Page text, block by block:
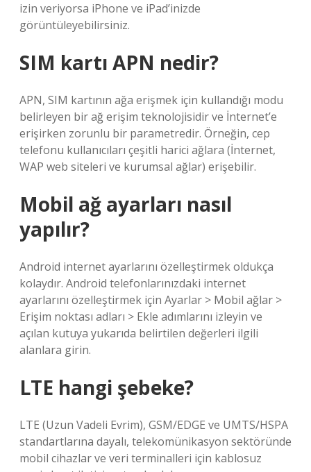
izin veriyorsa iPhone ve iPad’inizde
görüntüleyebilirsiniz.
SIM kartı APN nedir?
APN, SIM kartının ağa erişmek için kullandığı modu
belirleyen bir ağ erişim teknolojisidir ve İnternet’e
erişirken zorunlu bir parametredir. Örneğin, cep
telefonu kullanıcıları çeşitli harici ağlara (İnternet,
WAP web siteleri ve kurumsal ağlar) erişebilir.
Mobil ağ ayarları nasıl
yapılır?
Android internet ayarlarını özelleştirmek oldukça
kolaydır. Android telefonlarınızdaki internet
ayarlarını özelleştirmek için Ayarlar > Mobil ağlar >
Erişim noktası adları > Ekle adımlarını izleyin ve
açılan kutuya yukarıda belirtilen değerleri ilgili
alanlara girin.
LTE hangi şebeke?
LTE (Uzun Vadeli Evrim), GSM/EDGE ve UMTS/HSPA
standartlarına dayalı, telekomünikasyon sektöründe
mobil cihazlar ve veri terminalleri için kablosuz